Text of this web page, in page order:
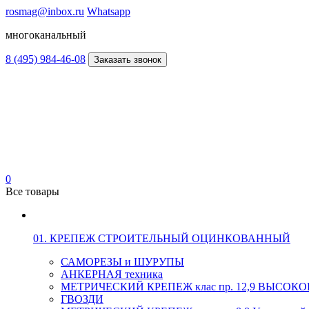
rosmag@inbox.ru Whatsapp
многоканальный
8 (495) 984-46-08 Заказать звонок
0
Все товары
01. КРЕПЕЖ СТРОИТЕЛЬНЫЙ ОЦИНКОВАННЫЙ
САМОРЕЗЫ и ШУРУПЫ
АНКЕРНАЯ техника
МЕТРИЧЕСКИЙ КРЕПЕЖ клас пр. 12,9
ГВОЗДИ